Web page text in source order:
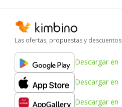
Las ofertas, propuestas y descuentos
Descargar en
Descargar en
Descargar en